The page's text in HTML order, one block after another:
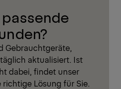
Gebrauchtgeräte,
aktualisiert. Ist
dabei, findet unser
Lösung für Sie.